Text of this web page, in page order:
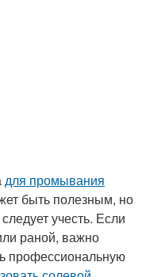
для промывания
быть полезным, но
учесть. Если
раной, важно
профессиональную